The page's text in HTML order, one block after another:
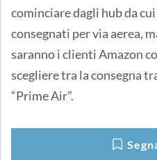
cominciare dagli hub da
consegnati per via aerea,
saranno i clienti Amazon
scegliere tra la consegna
“Prime Air”.